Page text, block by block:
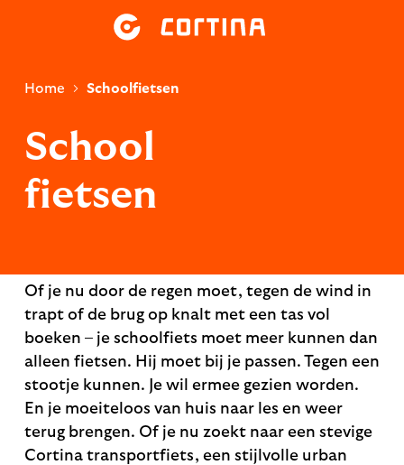
Home Schoolfietsen
School
fietsen
Of je nu door de regen moet, tegen de wind in
trapt of de brug op knalt met een tas vol
boeken – je schoolfiets moet meer kunnen dan
alleen fietsen. Hij moet bij je passen. Tegen een
stootje kunnen. Je wil ermee gezien worden.
En je moeiteloos van huis naar les en weer
terug brengen. Of je nu zoekt naar een stevige
Cortina transportfiets, een stijlvolle urban